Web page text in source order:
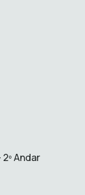
Andar